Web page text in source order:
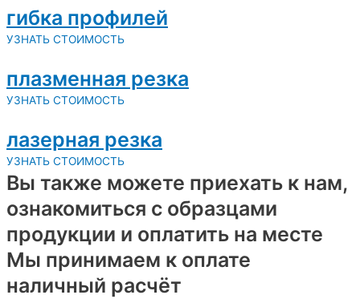
гибка профилей
УЗНАТЬ СТОИМОСТЬ
плазменная резка
УЗНАТЬ СТОИМОСТЬ
лазерная резка
УЗНАТЬ СТОИМОСТЬ
Вы также можете приехать к нам,
ознакомиться с образцами
продукции и оплатить на месте
Мы принимаем к оплате
наличный расчёт